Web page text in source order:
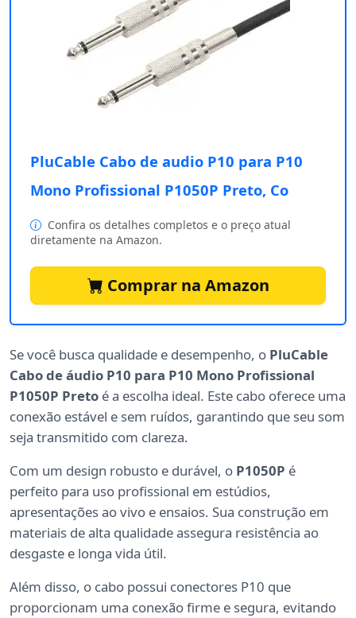
PluCable Cabo de audio P10 para P10
Mono Profissional P1050P Preto, Co
Confira os detalhes completos e o preço atual
diretamente na Amazon.
Comprar na Amazon
Se você busca qualidade e desempenho, o PluCable
Cabo de áudio P10 para P10 Mono Profissional
P1050P Preto é a escolha ideal. Este cabo oferece uma
conexão estável e sem ruídos, garantindo que seu som
seja transmitido com clareza.
Com um design robusto e durável, o P1050P é
perfeito para uso profissional em estúdios,
apresentações ao vivo e ensaios. Sua construção em
materiais de alta qualidade assegura resistência ao
desgaste e longa vida útil.
Além disso, o cabo possui conectores P10 que
proporcionam uma conexão firme e segura, evitando